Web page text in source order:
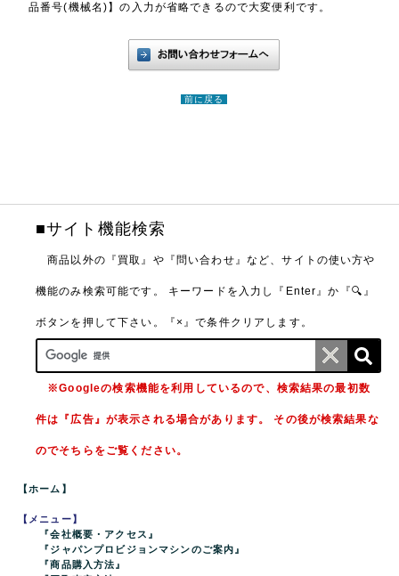
品番号(機械名)】の入力が省略できるので大変便利です。
前に戻る
■サイト機能検索
商品以外の『買取』や『問い合わせ』など、サイトの使い方や
機能のみ検索可能です。 キーワードを入力し『Enter』か『🔍』
ボタンを押して下さい。『×』で条件クリアします。
※Googleの検索機能を利用しているので、検索結果の最初数
件は『広告』が表示される場合があります。 その後が検索結果な
のでそちらをご覧ください。
【ホーム】
【メニュー】
『会社概要・アクセス』
『ジャパンプロビジョンマシンのご案内』
『商品購入方法』